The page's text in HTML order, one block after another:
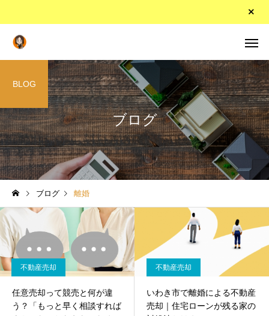
ブログ
BLOG
ブログ 離婚
不動産売却
任意売却って競売と何が違
う？「もっと早く相談すれば
不動産売却
いわき市で離婚による不動産
売却｜住宅ローンが残る家の